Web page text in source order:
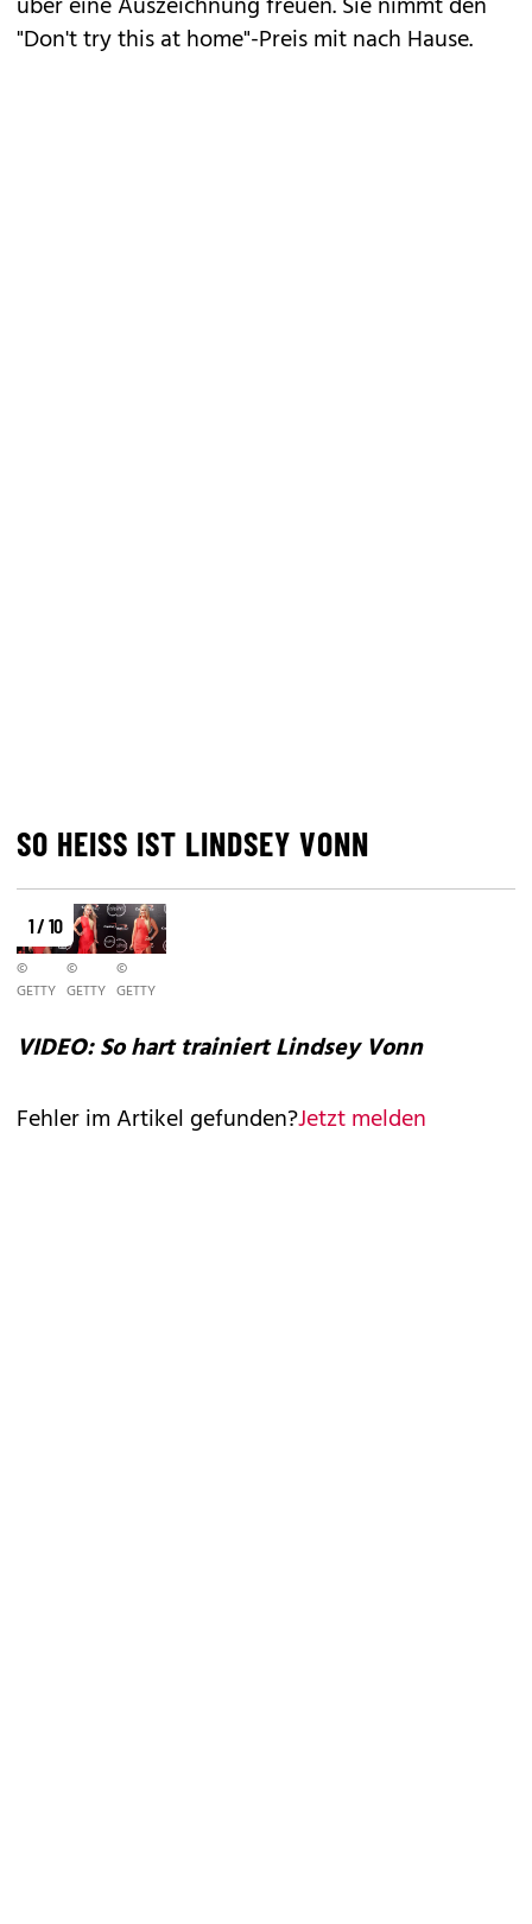
"Don't try this at home"-Preis mit nach Hause.
SO HEISS IST LINDSEY VONN
1 / 10
©
GETTY
©
GETTY
©
GETTY
VIDEO: So hart trainiert Lindsey Vonn
Fehler im Artikel gefunden?Jetzt melden